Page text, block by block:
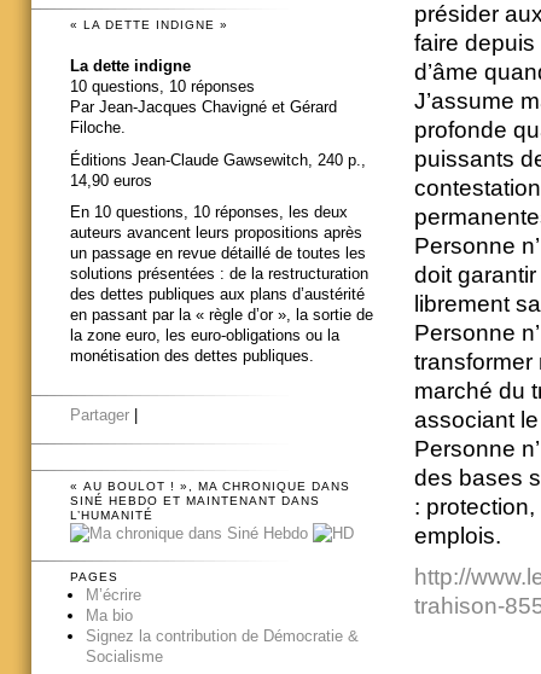
présider
faire
d’âme
J’assume
profonde
puissants
Personne
doit
librement
Personne
transformer
marché du
associant
Personne
des bases
:
emplois.
http://
trahison-
« LA DETTE INDIGNE »
La dette indigne
10 questions, 10 réponses
Par Jean-Jacques Chavigné et Gérard
Filoche.
Éditions Jean-Claude Gawsewitch, 240 p.,
14,90 euros
En 10 questions, 10 réponses, les deux
auteurs avancent leurs propositions après
un passage en revue détaillé de toutes les
solutions présentées : de la restructuration
des dettes publiques aux plans d’austérité
en passant par la « règle d’or », la sortie de
la zone euro, les euro-obligations ou la
monétisation des dettes publiques.
Partager
« AU BOULOT ! », MA CHRONIQUE DANS
SINÉ HEBDO ET MAINTENANT DANS
L’HUMANITÉ
PAGES
M’écrire
Ma bio
Signez la contribution de Démocratie &
Socialisme